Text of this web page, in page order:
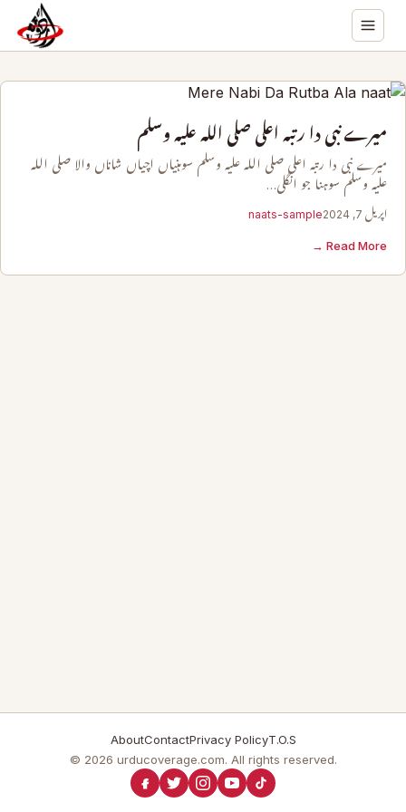
میرے نبی دا رتبہ اعلی صلی اللہ علیہ وسلم
میرے نبی دا رتبہ اعلی صلی اللہ علیہ وسلم سوہنیاں اچیاں شاناں والا صلی اللہ
علیہ وسلم سوہنا جو انگلی…
اپریل 7, 2024 naats-sample
Read More →
AboutContactPrivacy PolicyT.O.S
© 2026 urducoverage.com. All rights reserved.